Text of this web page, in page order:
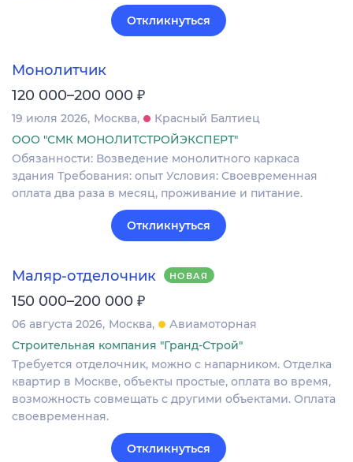
Откликнуться
Монолитчик
120 000–200 000 ₽
19 июля 2026 Москва
Красный Балтиец
ООО "СМК МОНОЛИТСТРОЙЭКСПЕРТ"
Обязанности: Возведение монолитного каркаса
здания Требования: опыт Условия: Своевременная
оплата два раза в месяц, проживание и питание.
Откликнуться
Маляр-отделочник НОВАЯ
150 000–200 000 ₽
06 августа 2026 Москва
Авиамоторная
Строительная компания "Гранд-Строй"
Требуется отделочник, можно с напарником. Отделка
квартир в Москве, объекты простые, оплата во время,
возможность совмещать с другими объектами. Оплата
своевременная.
Откликнуться